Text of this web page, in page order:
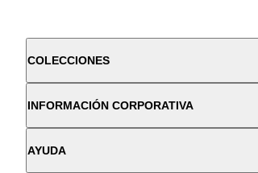
COLECCIONES
INFORMACIÓN CORPORATIVA
AYUDA